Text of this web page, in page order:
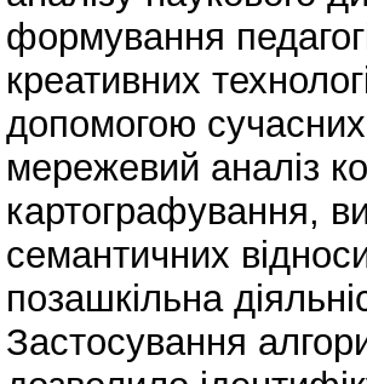
формування
креативних
допомогою
мережевий аналіз
картографування,
семантичних
позашкільна
Застосування